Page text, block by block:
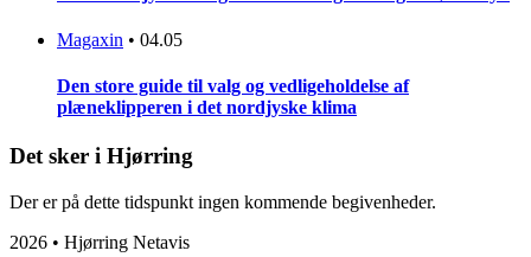
Magaxin • 04.05
Den store guide til valg og vedligeholdelse af
plæneklipperen i det nordjyske klima
Det sker i Hjørring
Der er på dette tidspunkt ingen kommende begivenheder.
2026 • Hjørring Netavis